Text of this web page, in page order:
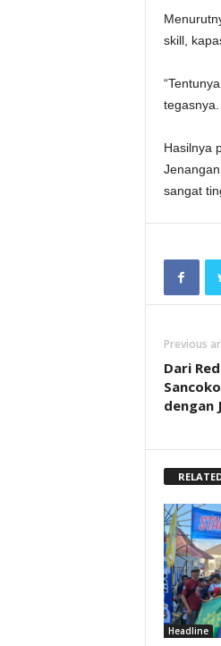
skill,
tegasnya.
Hasilnya
sangat
Previous
Dari
dengan
Headline